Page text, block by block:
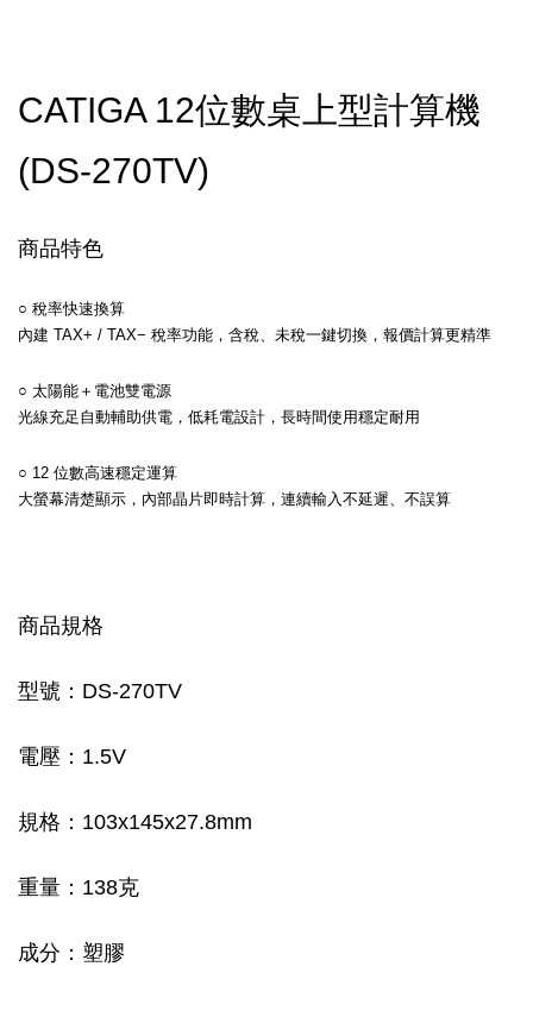
CATIGA 12位數桌上型計算機
(DS-270TV)
商品特色
○ 稅率快速換算
內建 TAX+ / TAX− 稅率功能，含稅、未稅一鍵切換，報價計算更精準
○ 太陽能＋電池雙電源
光線充足自動輔助供電，低耗電設計，長時間使用穩定耐用
○ 12 位數高速穩定運算
大螢幕清楚顯示，內部晶片即時計算，連續輸入不延遲、不誤算
商品規格
型號：DS-270TV
電壓：1.5V
規格：103x145x27.8mm
重量：138克
成分：塑膠